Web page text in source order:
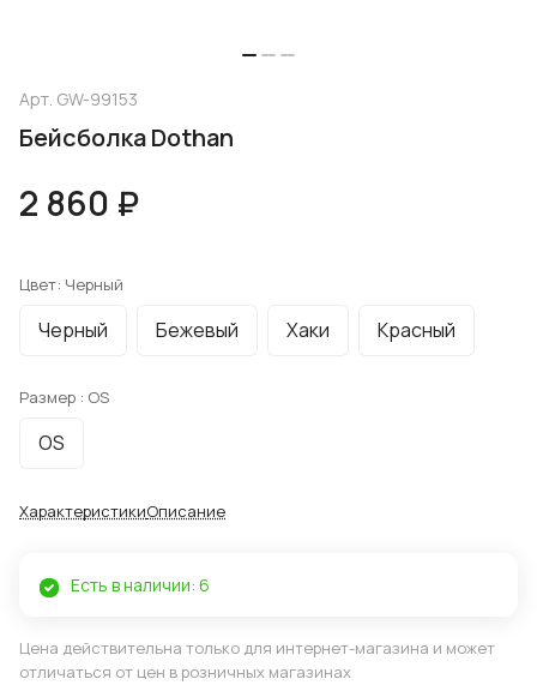
Арт. GW-99153
Бейсболка Dothan
2 860 ₽
Цвет: Черный
Черный Бежевый Хаки Красный
Размер : OS
OS
ХарактеристикиОписание
Есть в наличии: 6
Цена действительна только для интернет-магазина и может
отличаться от цен в розничных магазинах